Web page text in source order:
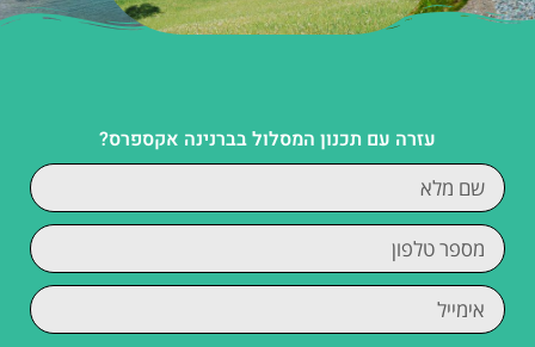
עזרה עם תכנון המסלול בברנינה אקספרס?